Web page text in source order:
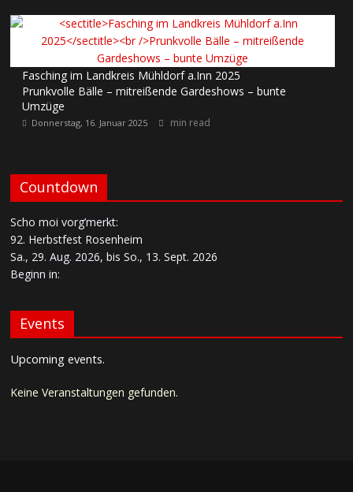
Fasching im Landkreis Mühldorf a.Inn 2025
Prunkvolle Bälle – mitreißende Gardeshows – bunte
Umzüge
Donnerstag, 16. Januar 2025 min read
Countdown
Scho moi vorg’merkt:
92. Herbstfest Rosenheim
Sa., 29. Aug. 2026, bis So., 13. Sept. 2026
Beginn in:
Events
Upcoming events.
Keine Veranstaltungen gefunden.